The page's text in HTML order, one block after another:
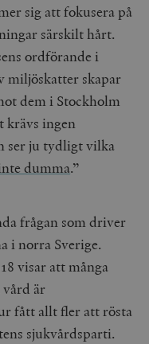
sig att fokusera på
särskilt hårt.
ordförande i
miljöskatter skapar
dem i Stockholm
krävs ingen
ser ju tydligt vilka
dumma.”
frågan som driver
i norra Sverige.
visar att många
är
fått allt fler att rösta
sjukvårdsparti.